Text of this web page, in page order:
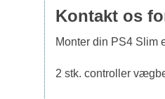
Kontakt os
Monter din PS4
2 stk. controller